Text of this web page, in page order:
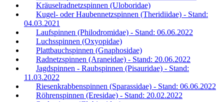
Kräuselradnetzspinnen (Uloboridae)
Kugel- oder Haubennetzspinnen (Theridiidae) - Stand:
04.03.2021
Laufspinnen (Philodromidae) - Stand: 06.06.2022
Luchsspinnen (Oxyopidae)
Plattbauchspinnen (Gnaphosidae)
Radnetzspinnen (Araneidae) - Stand: 20.06.2022
Jagdspinnen - Raubspinnen (Pisauridae) - Stand:
11.03.2022
Riesenkrabbenspinnen (Sparassidae) - Stand: 06.06.2022
Röhrenspinnen (Eresidae) - Stand: 20.02.2022